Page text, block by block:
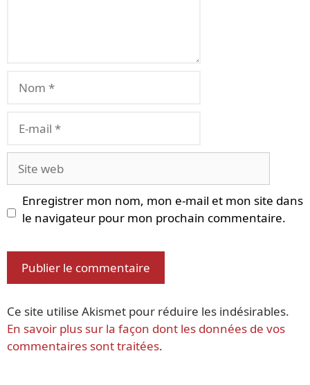
mail
web
Enregistrer mon nom, mon e-mail et mon site dans
le navigateur pour mon prochain commentaire.
Ce site utilise Akismet pour réduire les indésirables.
En savoir plus sur la façon dont les données de vos
commentaires sont traitées.